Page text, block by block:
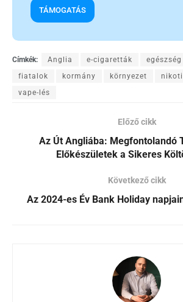
TÁMOGATÁS
Címkék: Anglia e-cigaretták egészség
fiatalok
kormány környezet
vape-lés
Előző cikk
Az Út Angliába: Megfontolandó
Előkészületek a Sikeres
Következő cikk
Az 2024-es Év Bank Holiday